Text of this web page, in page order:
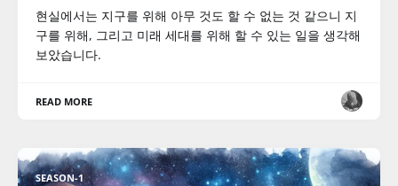
현실에서는 지구를 위해 아무 것도 할 수 없는 것 같으니 지
구를 위해, 그리고 미래 세대를 위해 할 수 있는 일을 생각해
보았습니다.
READ MORE
SEASON-1